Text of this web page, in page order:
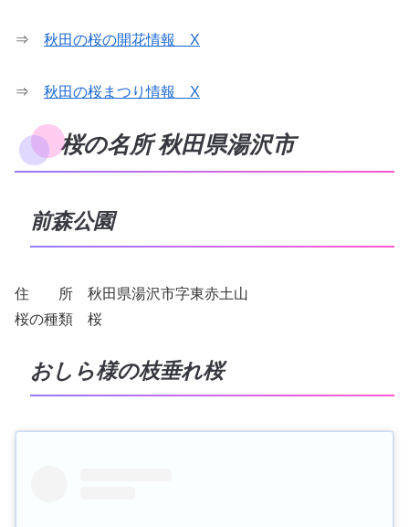
⇒ 秋田の桜の開花情報 X
⇒ 秋田の桜まつり情報 X
桜の名所 秋田県湯沢市
前森公園
住 所 秋田県湯沢市字東赤土山
桜の種類 桜
おしら様の枝垂れ桜